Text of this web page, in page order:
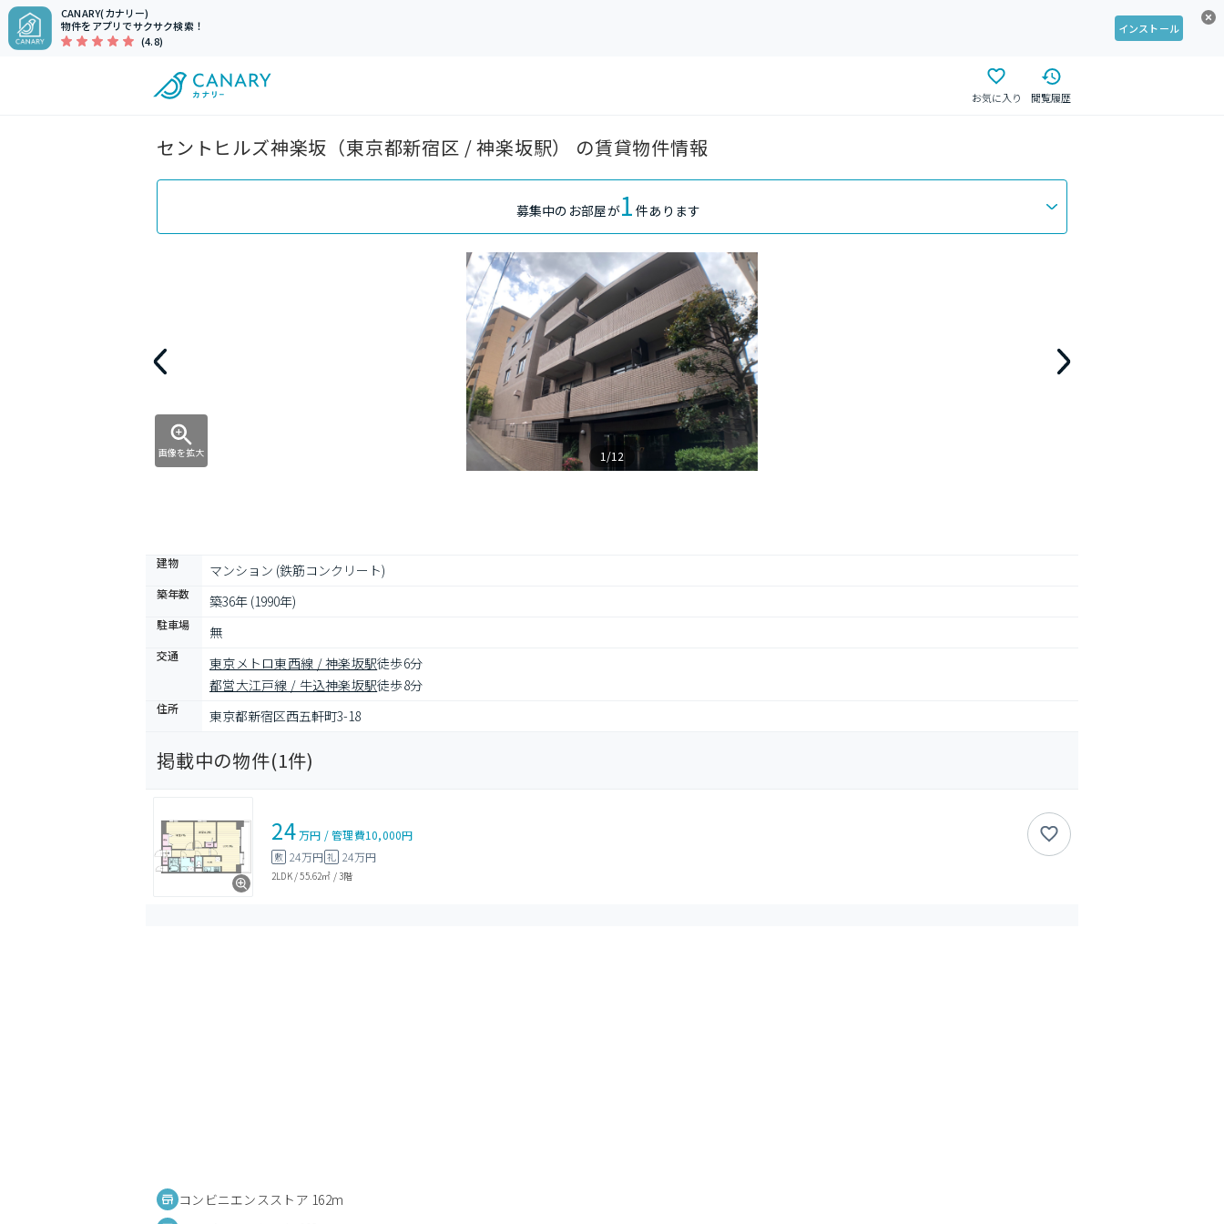
CANARY(カナリー)
物件をアプリでサクサク検索！
(4.8)
インストール
お気に入り 閲覧履歴
セントヒルズ神楽坂（東京都新宿区 / 神楽坂駅） の賃貸物件情報
募集中のお部屋が1 件あります
画像を拡大 1/12
建物 マンション (鉄筋コンクリート)
築年数 築36年 (1990年)
駐車場 無
交通 東京メトロ東西線 / 神楽坂駅徒歩6分
都営大江戸線 / 牛込神楽坂駅徒歩8分
住所 東京都新宿区西五軒町3-18
掲載中の物件(1件)
24万円 /管理費10,000円
敷 24万円 礼 24万円
2LDK/55.62㎡ /3階
コンビニエンスストア 162m